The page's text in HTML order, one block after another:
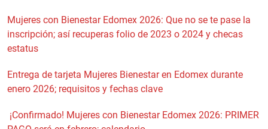
Mujeres con Bienestar Edomex 2026: Que no se te pase la
inscripción; así recuperas folio de 2023 o 2024 y checas
estatus
Entrega de tarjeta Mujeres Bienestar en Edomex durante
enero 2026; requisitos y fechas clave
¡Confirmado! Mujeres con Bienestar Edomex 2026: PRIMER